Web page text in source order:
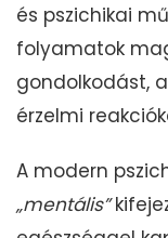
és pszichikai
folyamatok
gondolkodást,
érzelmi
A modern
„mentális”